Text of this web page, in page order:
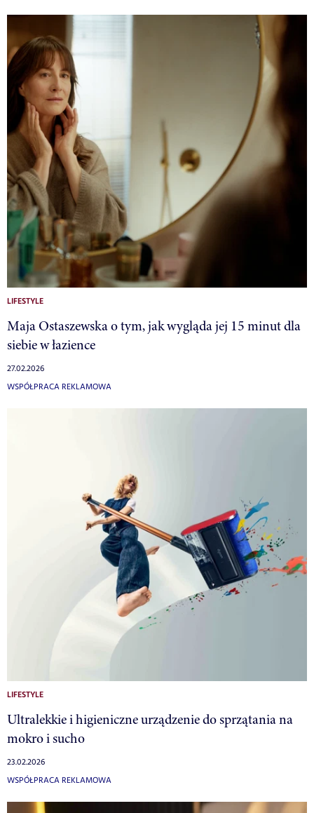
LIFESTYLE
Maja Ostaszewska o tym, jak wygląda jej 15 minut dla
siebie w łazience
27.02.2026
WSPÓŁPRACA REKLAMOWA
LIFESTYLE
Ultralekkie i higieniczne urządzenie do sprzątania na
mokro i sucho
23.02.2026
WSPÓŁPRACA REKLAMOWA